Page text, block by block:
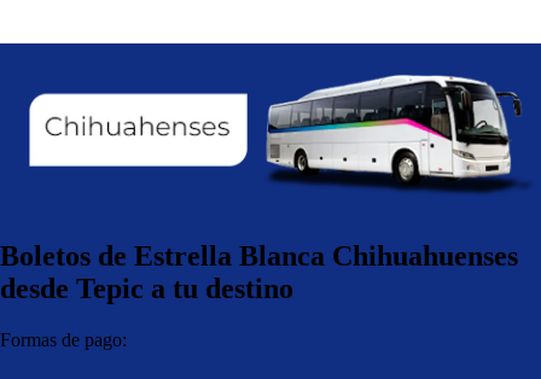
Boletos de Estrella Blanca Chihuahuenses
desde Tepic a tu destino
Formas de pago: